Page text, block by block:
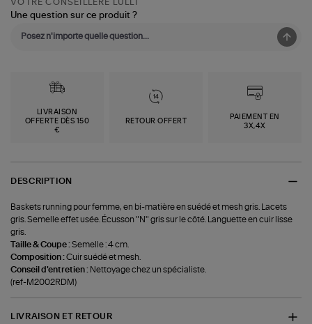
VOTRE CONSEILLÈRE LULLI
Une question sur ce produit ?
LIVRAISON
OFFERTE DÈS 150
€
RETOUR OFFERT
PAIEMENT EN
3X,4X
DESCRIPTION
Baskets running pour femme, en bi-matière en suédé et mesh gris. Lacets
gris. Semelle effet usée. Écusson "N" gris sur le côté. Languette en cuir lisse
gris.
Taille & Coupe :Semelle : 4 cm.
Composition :Cuir suédé et mesh.
Conseil d'entretien : Nettoyage chez un spécialiste.
(ref-M2002RDM)
LIVRAISON ET RETOUR